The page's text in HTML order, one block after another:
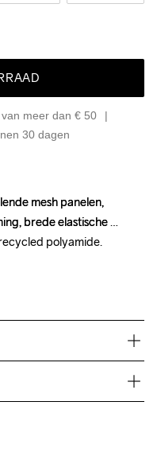
meer dan € 50
30 dagen
mesh panelen,
brede elastische
polyamide.
mesh panelen,
brede elastische
polyamide.